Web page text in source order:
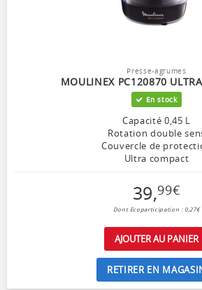
Presse-agrumes
MOULINEX PC120870
En stock
Capacité 0,45 L
Rotation double
Couvercle de
Ultra compact
39,99€
Dont Ecoparticipation : 0,27€
AJOUTER AU PANIER
RETIRER EN